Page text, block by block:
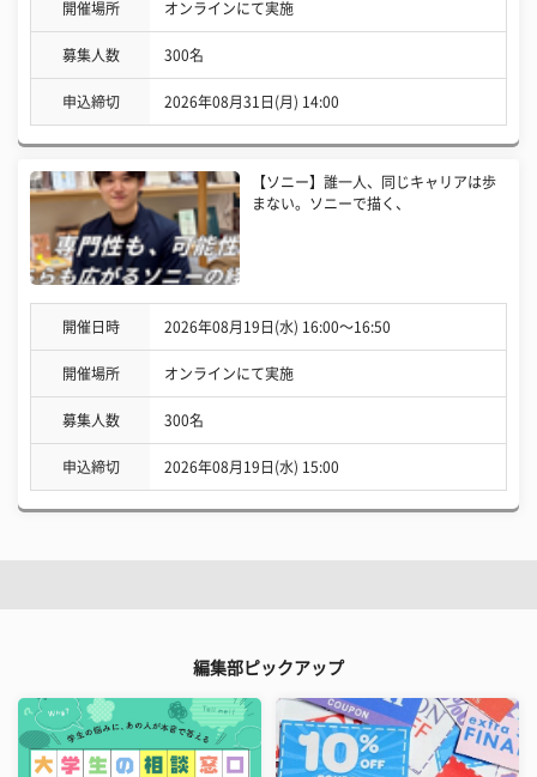
開催場所 オンラインにて実施
募集人数 300名
申込締切 2026年08月31日(月) 14:00
【ソニー】誰一人、同じキャリアは歩
まない。ソニーで描く、
開催日時 2026年08月19日(水) 16:00〜16:50
開催場所 オンラインにて実施
募集人数 300名
申込締切 2026年08月19日(水) 15:00
編集部ピックアップ